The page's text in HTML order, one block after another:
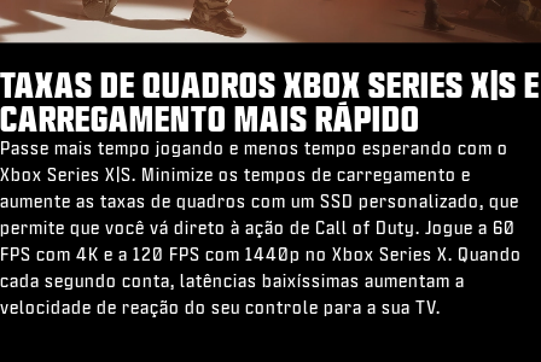
TAXAS DE QUADROS XBOX SERIES X|S E
CARREGAMENTO MAIS RÁPIDO
Passe mais tempo jogando e menos tempo esperando com o
Xbox Series X|S. Minimize os tempos de carregamento e
aumente as taxas de quadros com um SSD personalizado, que
permite que você vá direto à ação de Call of Duty. Jogue a 60
FPS com 4K e a 120 FPS com 1440p no Xbox Series X. Quando
cada segundo conta, latências baixíssimas aumentam a
velocidade de reação do seu controle para a sua TV.